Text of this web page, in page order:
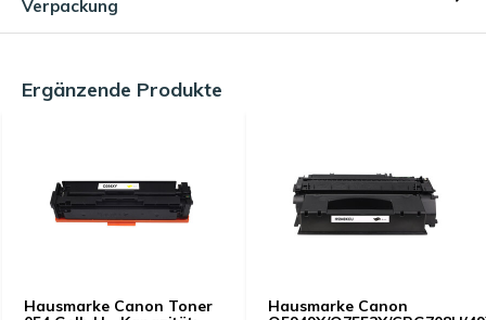
Verpackung
Ergänzende Produkte
Hausmarke Canon Toner
Hausmarke Canon